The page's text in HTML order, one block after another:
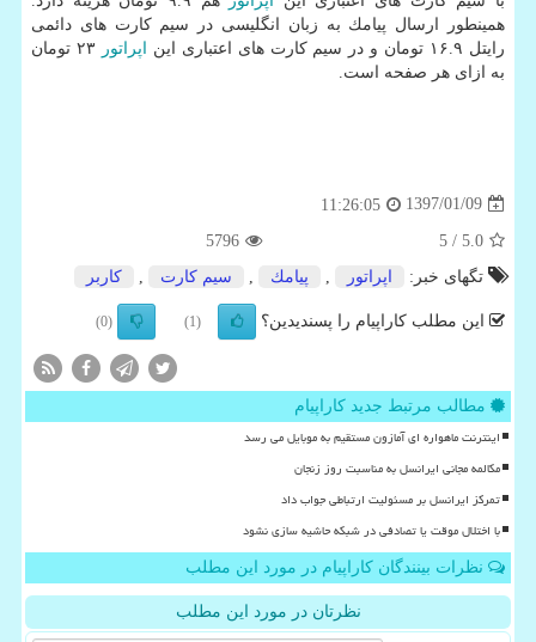
همینطور ارسال پیامك به زبان انگلیسی در سیم كارت های دائمی
رایتل ۱۶.۹ تومان و در سیم كارت های اعتباری این
اپراتور
۲۳ تومان
به ازای هر صفحه است.
1397/01/09
11:26:05
5.0
/ 5
5796
تگهای خبر:
اپراتور پیامك سیم­ كارت كاربر
این مطلب کاراپیام را پسندیدین؟ (1)
(0)
مطالب مرتبط جدید کاراپیام
اینترنت ماهواره ای آمازون مستقیم به موبایل می رسد
مکالمه مجانی ایرانسل به مناسبت روز زنجان
تمرکز ایرانسل بر مسئولیت ارتباطی جواب داد
با اختلال موقت یا تصادفی در شبکه حاشیه سازی نشود
نظرات بینندگان کاراپیام در مورد این مطلب
نظرتان در مورد این مطلب